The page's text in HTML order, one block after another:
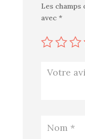
Les
avec *